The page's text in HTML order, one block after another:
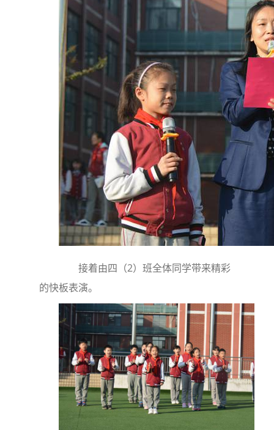
接着由四（2）班全体同学带来精彩
的快板表演。